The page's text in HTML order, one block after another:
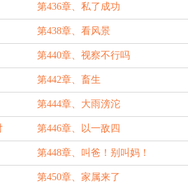
第436章、私了成功
第438章、看风景
第440章、视察不行吗
第442章、畜生
第444章、大雨滂沱
第446章、以一敌四
第448章、叫爸！别叫妈！
第450章、家属来了